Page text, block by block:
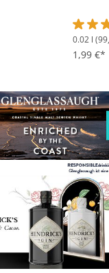
von 4.6 von
0.02 l
1,99 €*